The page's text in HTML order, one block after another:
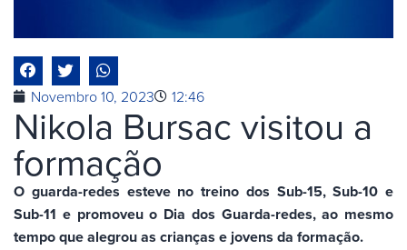
Novembro 10, 2023 12:46
Nikola Bursac visitou a
formação
O guarda-redes esteve no treino dos Sub-15, Sub-10 e
Sub-11 e promoveu o Dia dos Guarda-redes, ao mesmo
tempo que alegrou as crianças e jovens da formação.